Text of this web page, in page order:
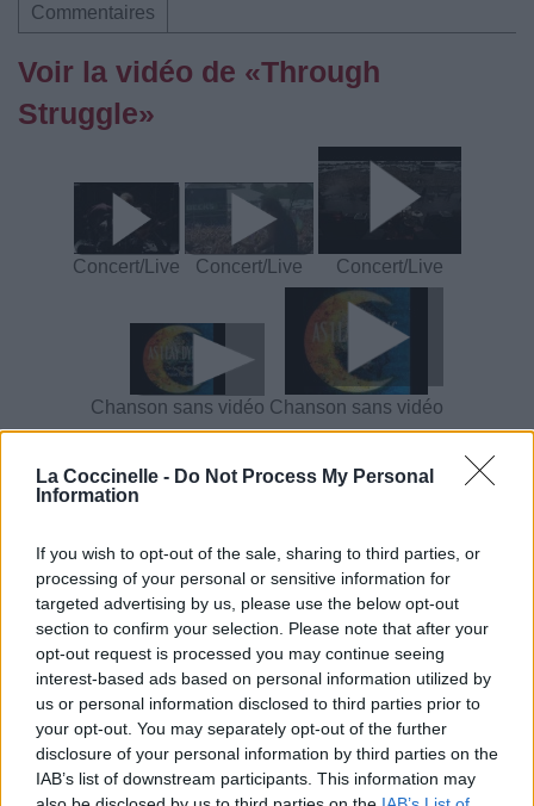
La Coccinelle - Do Not Process My Personal
Information
If you wish to opt-out of the sale, sharing to third parties, or
processing of your personal or sensitive information for
targeted advertising by us, please use the below opt-out
section to confirm your selection. Please note that after your
opt-out request is processed you may continue seeing
interest-based ads based on personal information utilized by
us or personal information disclosed to third parties prior to
your opt-out. You may separately opt-out of the further
disclosure of your personal information by third parties on the
IAB’s list of downstream participants. This information may
Commentaires
Voir la vidéo de «Through
Struggle»
Concert/Live Concert/Live Concert/Live
Chanson sans vidéo Chanson sans vidéo
Paroles + Traduction Téléchargement
Vidéos
Dire «merci» pour cette traduction Corriger une erreur